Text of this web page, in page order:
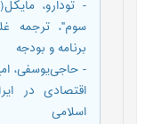
سوم"، ترجمه
برنامه و بودجه
اقتصادی در
اسلامی